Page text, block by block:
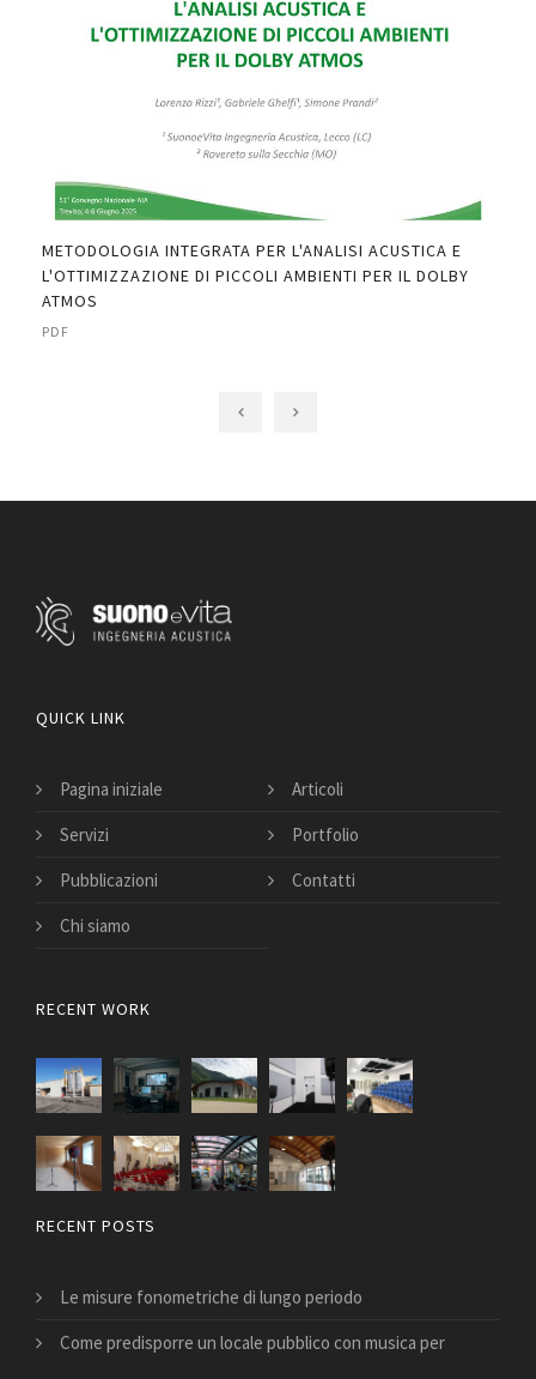
METODOLOGIA INTEGRATA PER L'ANALISI ACUSTICA E
L'OTTIMIZZAZIONE DI PICCOLI AMBIENTI PER IL DOLBY
ATMOS
PDF
QUICK LINK
Pagina iniziale
Articoli
Servizi
Portfolio
Pubblicazioni
Contatti
Chi siamo
RECENT WORK
RECENT POSTS
Le misure fonometriche di lungo periodo
Come predisporre un locale pubblico con musica per